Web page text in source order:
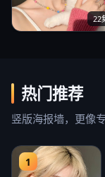
22
热门推荐
竖版海报墙，更像
1